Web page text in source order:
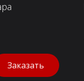
Заказать